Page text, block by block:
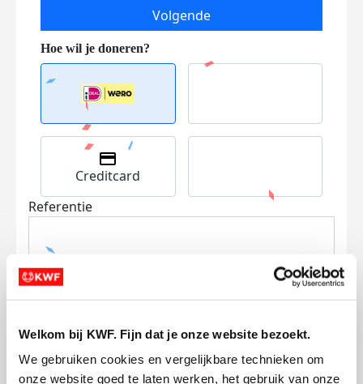
Welkom bij KWF. Fijn dat je onze website bezoekt.
We gebruiken cookies en vergelijkbare technieken om
onze website goed te laten werken, het gebruik van onze
Volgende
Creditcard
Referentie
Ik wil bijdragen aan de transactiekosten
en betaal €0.75 extra.